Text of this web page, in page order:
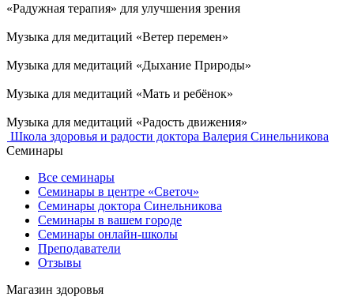
«Радужная терапия» для улучшения зрения
Музыка для медитаций «Ветер перемен»
Музыка для медитаций «Дыхание Природы»
Музыка для медитаций «Мать и ребёнок»
Музыка для медитаций «Радость движения»
Школа здоровья и радости доктора Валерия Синельникова
Семинары
Все семинары
Семинары в центре «Светоч»
Семинары доктора Синельникова
Семинары в вашем городе
Семинары онлайн-школы
Преподаватели
Отзывы
Магазин здоровья